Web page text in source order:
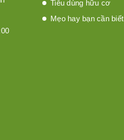
Tiêu dùng hữu cơ
Mẹo hay bạn cần biết